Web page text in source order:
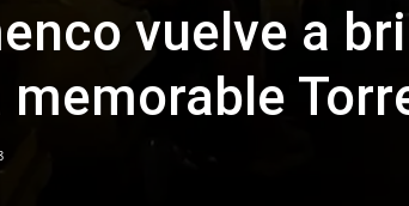
vuelve a
memorable